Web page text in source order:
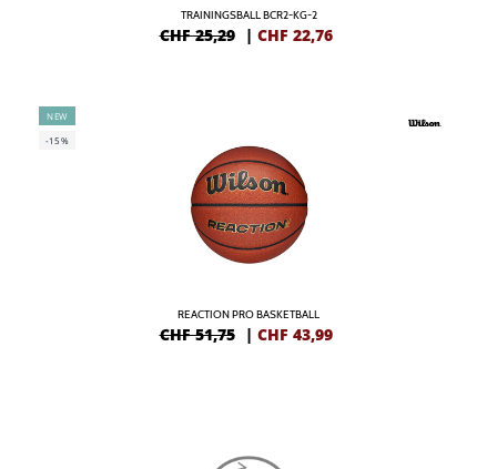
TRAININGSBALL BCR2-KG-2
CHF 25,29 | CHF 22,76
NEW
-15%
REACTION PRO BASKETBALL
CHF 51,75 | CHF 43,99